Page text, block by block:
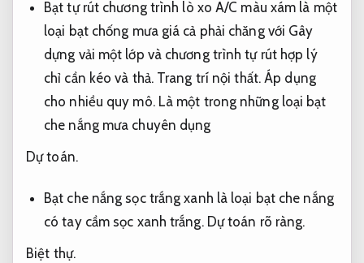
Bạt tự rút chương trình lò xo A/C màu xám là một
loại bạt chống mưa giá cả phải chăng với Gây
dựng vải một lớp và chương trình tự rút hợp lý
chỉ cần kéo và thả. Trang trí nội thất. Áp dụng
cho nhiều quy mô.Là một trong những loại bạt
che nắng mưa chuyên dụng
Dự toán.
Bạt che nắng sọc trắng xanh là loại bạt che nắng
có tay cầm sọc xanh trắng. Dự toán rõ ràng.
Biệt thự.